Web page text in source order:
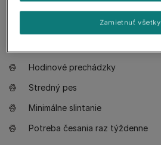
Potrebujem vycvičiť psa precízne
Hodinové prechádzky
Stredný pes
Minimálne slintanie
Potreba česania raz týždenne
Zamietnuť všetky